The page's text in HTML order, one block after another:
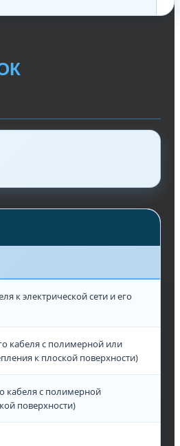
к электрической сети и его
кабеля с полимерной или
к плоской поверхности)
кабеля с полимерной
поверхности)